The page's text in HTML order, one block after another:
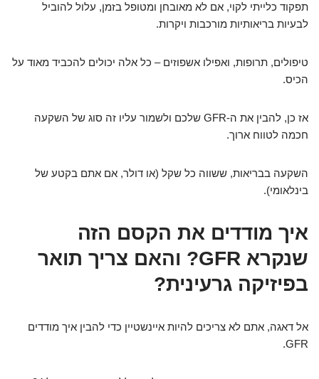
תפקוד כלייתי לקוי, אם לא מאובחן ומטופל בזמן, עלול להוביל
לבעיות בריאותיות מורכבות ויקרות.
טיפולים, תרופות, ואפילו אשפוזים – כל אלה יכולים להכביד מאוד על
הכיס.
אז כן, להבין את ה-GFR שלכם ולשמור עליו זה סוג של השקעה
חכמה לטווח ארוך.
השקעה בבריאות, ששווה כל שקל (או דולר, אם אתם בקטע של
בינלאומי).
איך מודדים את הקסם הזה
שנקרא GFR? והאם צריך תואר
בפיזיקה גרעינית?
אל דאגה, אתם לא צריכים להיות איינשטיין כדי להבין איך מודדים
GFR.